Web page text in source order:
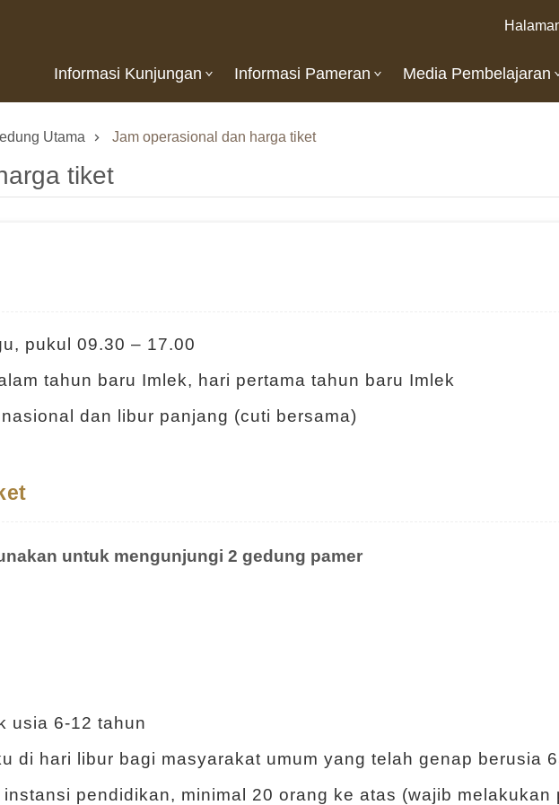
Informasi Kunjungan Informasi Pameran Media Pembelajaran
Utama Jam operasional dan harga tiket
tiket
pukul 09.30 – 17.00
tahun baru Imlek, hari pertama tahun baru Imlek
dan libur panjang (cuti bersama)
untuk mengunjungi 2 gedung pamer
usia 6-12 tahun
di hari libur bagi masyarakat umum yang telah genap berusia
pendidikan, minimal 20 orang ke atas (wajib